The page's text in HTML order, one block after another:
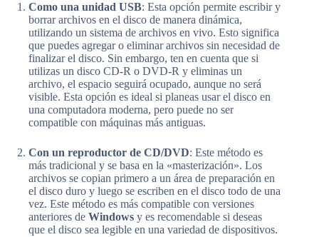
Como una unidad USB: Esta opción permite escribir y
borrar archivos en el disco de manera dinámica,
utilizando un sistema de archivos en vivo. Esto significa
que puedes agregar o eliminar archivos sin necesidad de
finalizar el disco. Sin embargo, ten en cuenta que si
utilizas un disco CD-R o DVD-R y eliminas un
archivo, el espacio seguirá ocupado, aunque no será
visible. Esta opción es ideal si planeas usar el disco en
una computadora moderna, pero puede no ser
compatible con máquinas más antiguas.
Con un reproductor de CD/DVD: Este método es
más tradicional y se basa en la «masterización». Los
archivos se copian primero a un área de preparación en
el disco duro y luego se escriben en el disco todo de una
vez. Este método es más compatible con versiones
anteriores de Windows y es recomendable si deseas
que el disco sea legible en una variedad de dispositivos.